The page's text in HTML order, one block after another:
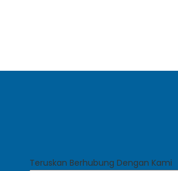
Teruskan Berhubung Dengan Kami